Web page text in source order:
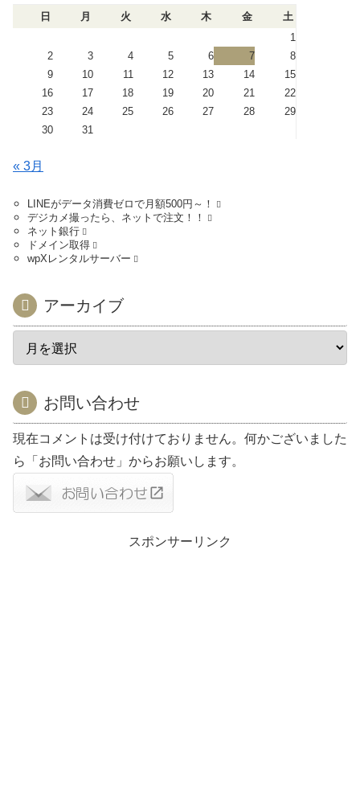
日 月 火 水 木 金
土
1
2
3 4 5 6 7
8
9
10 11 12 13 14
15
16
17 18 19 20 21
22
23
24 25 26 27 28
29
30
31
« 3月
LINEがデータ消費ゼロで月額500円～！
デジカメ撮ったら、ネットで注文！！
ネット銀行
ドメイン取得
wpXレンタルサーバー
アーカイブ
お問い合わせ
現在コメントは受け付けておりません。何かございました
ら「お問い合わせ」からお願いします。
スポンサーリンク